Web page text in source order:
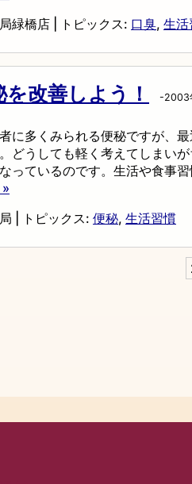
緑橋店
トピックス: 口臭, 生活
を改善しよう！ -2003
に多くみられる便秘ですが、
どうしても軽く考えてしまい
っているのです。生活や食事
トピックス: 便秘, 生活習慣